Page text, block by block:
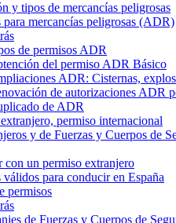
y tipos de mercancías peligrosas
para mercancías peligrosas (ADR)
de permisos ADR
del permiso ADR Básico
ADR: Cisternas,
de autorizaciones ADR
de ADR
permiso internacional
y de Fuerzas y Cuerpos de
con un permiso extranjero
válidos para conducir en España
permisos
de Fuerzas y Cuerpos de